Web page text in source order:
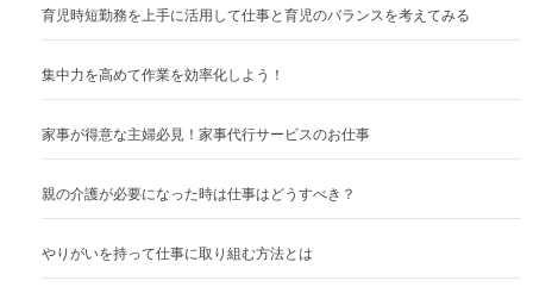
育児時短勤務を上手に活用して仕事と育児のバランスを考えてみる
集中力を高めて作業を効率化しよう！
家事が得意な主婦必見！家事代行サービスのお仕事
親の介護が必要になった時は仕事はどうすべき？
やりがいを持って仕事に取り組む方法とは